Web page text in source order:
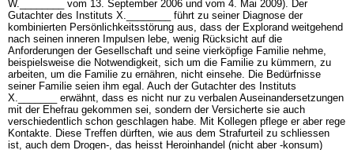
W.________ vom 13. September 2006 und vom 4. Mai 2009). Der
Gutachter des Instituts X.________ führt zu seiner Diagnose der
kombinierten Persönlichkeitsstörung aus, dass der Explorand weitgehend
nach seinen inneren Impulsen lebe, wenig Rücksicht auf die
Anforderungen der Gesellschaft und seine vierköpfige Familie nehme,
beispielsweise die Notwendigkeit, sich um die Familie zu kümmern, zu
arbeiten, um die Familie zu ernähren, nicht einsehe. Die Bedürfnisse
seiner Familie seien ihm egal. Auch der Gutachter des Instituts
X._______ erwähnt, dass es nicht nur zu verbalen Auseinandersetzungen
mit der Ehefrau gekommen sei, sondern der Versicherte sie auch
verschiedentlich schon geschlagen habe. Mit Kollegen pflege er aber rege
Kontakte. Diese Treffen dürften, wie aus dem Strafurteil zu schliessen
ist, auch dem Drogen-, das heisst Heroinhandel (nicht aber -konsum)